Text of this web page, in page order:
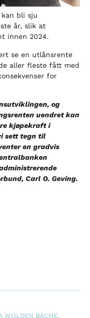
bli sju
år, slik at
innen 2024.
se en utlånsrente
aller fleste fått med
for
og
uendret kan
kjøpekraft i
sett tegn til
en gradvis
Carl O. Geving.
WOLDEN BACHE,